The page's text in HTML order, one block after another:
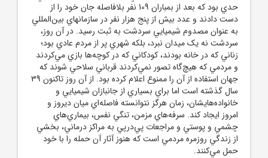
حدي بود که بعد از بمباران 109 نفر بلافاصله جان خود را از
دست دادند و عدد بيش از پنج هزار نفر در سازمانهاي بين‌المللي
به عنوان مصدوم شيميايي سردشت به ثبت رسيد. در آن روز،
سردشت نه يک ميدان نبرد، بلکه شهري پر از مردم عادي بود؛
زناني که در خانه بودند، کودکاني که در کوچه‌ها بازي مي‌کردند
و مردمي که هيچ‌گاه تصور نمي‌کردند قرباني سلاحي شوند که
جهان استفاده از آن را ممنوع اعلام کرده بود. از آن روز تاکنون 39
سال گذشته است اما براي بسياري از جانبازان شيميايي و
خانواده‌هايشان، زمان هرگز نتوانسته فاصله‌اي ميان ديروز و
امروز ايجاد کند. سرفه‌هاي مزمن، تنگي نفس، بيماري‌هاي
چشمي و پوستي و مراجعات پي‌درپي به مراکز درماني، بخشي
از زندگي روزمره مردمي است که هنوز آثار آن حمله را با خود
حمل مي‌کنند.